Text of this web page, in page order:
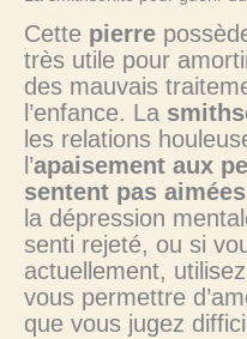
Cette pierre
très utile pour
des mauvais
l’enfance. La
les relations
l’apaisement aux
sentent pas
la dépression
senti rejeté, ou si
actuellement,
vous permettre
que vous jugez